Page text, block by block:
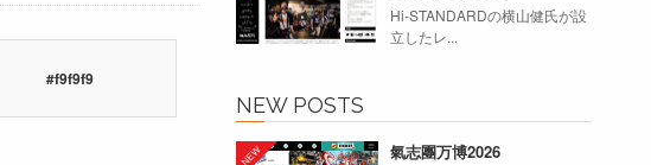
#f9f9f9
Hi-STANDARDの横山健氏が設
立したレ...
NEW POSTS
氣志團万博2026